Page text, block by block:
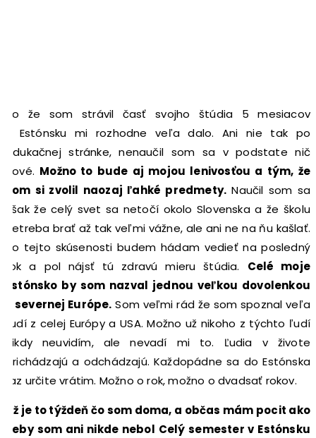
To že som strávil časť svojho štúdia 5 mesiacov
v Estónsku mi rozhodne veľa dalo. Ani nie tak po
edukačnej stránke, nenaučil som sa v podstate nič
nové. Možno to bude aj mojou lenivosťou a tým, že
som si zvolil naozaj ľahké predmety. Naučil som sa
však že celý svet sa netočí okolo Slovenska a že školu
netreba brať až tak veľmi vážne, ale ani ne na ňu kašlať.
Po tejto skúsenosti budem hádam vedieť na posledný
rok a pol nájsť tú zdravú mieru štúdia. Celé moje
Estónsko by som nazval jednou veľkou dovolenkou
v severnej Európe. Som veľmi rád že som spoznal veľa
ľudí z celej Európy a USA. Možno už nikoho z týchto ľudí
nikdy neuvidím, ale nevadí mi to. Ľudia v živote
prichádzajú a odchádzajú. Každopádne sa do Estónska
raz určite vrátim. Možno o rok, možno o dvadsať rokov.
Už je to týždeň čo som doma, a občas mám pocit ako
keby som ani nikde nebol Celý semester v Estónsku